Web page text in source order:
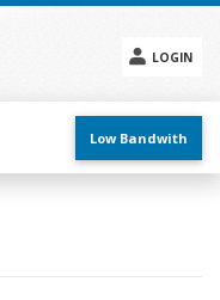
LOGIN
menu
Low Bandwith